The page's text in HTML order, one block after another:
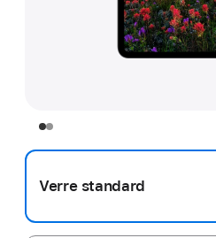
Verre standard